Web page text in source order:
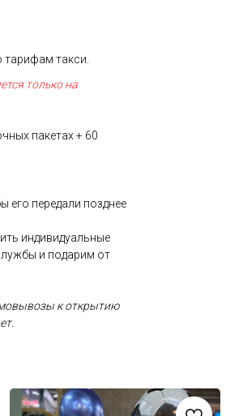
такси.
только на
пакетах + 60
его передали позднее
индивидуальные
и подарим от
к открытию